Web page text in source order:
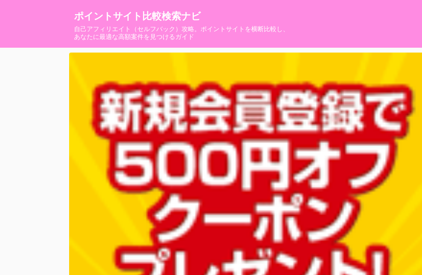
ポイントサイト比較検索ナビ
自己アフィリエイト（セルフバック）攻略。ポイントサイトを横断比較し、
あなたに最適な高額案件を見つけるガイド